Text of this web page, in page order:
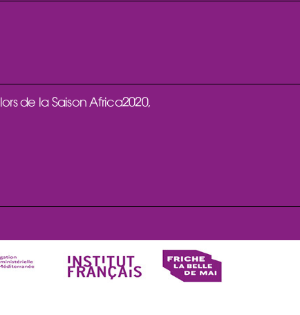
de la Saison Africa2020,